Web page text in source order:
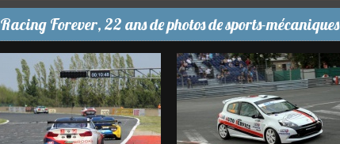
Racing Forever, 22 ans de photos de sports-mécaniques